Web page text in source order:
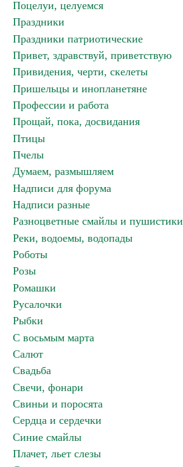
Поцелуи, целуемся
Праздники
Праздники патриотические
Привет, здравствуй, приветствую
Привидения, черти, скелеты
Пришельцы и инопланетяне
Профессии и работа
Прощай, пока, досвидания
Птицы
Пчелы
Думаем, размышляем
Надписи для форума
Надписи разные
Разноцветные смайлы и пушистики
Реки, водоемы, водопады
Роботы
Розы
Ромашки
Русалочки
Рыбки
С восьмым марта
Салют
Свадьба
Свечи, фонари
Свиньи и поросята
Сердца и сердечки
Синие смайлы
Плачет, льет слезы